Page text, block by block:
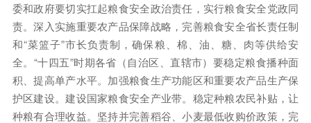
委和政府要切实扛起粮食安全政治责任，实行粮食安全党政同
责。深入实施重要农产品保障战略，完善粮食安全省长责任制
和“菜篮子”市长负责制，确保粮、棉、油、糖、肉等供给安
全。“十四五”时期各省（自治区、直辖市）要稳定粮食播种面
积、提高单产水平。加强粮食生产功能区和重要农产品生产保
护区建设。建设国家粮食安全产业带。稳定种粮农民补贴，让
种粮有合理收益。坚持并完善稻谷、小麦最低收购价政策，完